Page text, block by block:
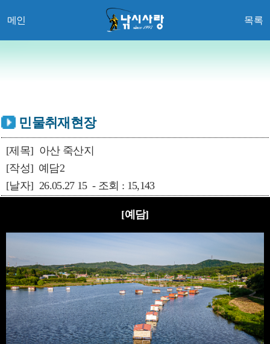
메인 목록
민물취재현장
[제목] 아산 죽산지
[작성] 예담2
[날자] 26.05.27 15 - 조회 : 15,143
[예담]